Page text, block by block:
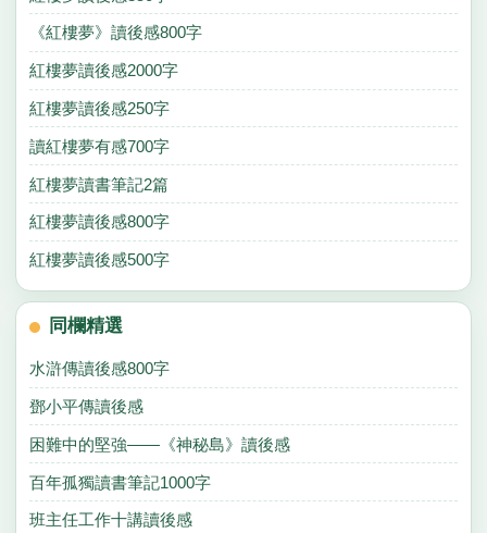
《紅樓夢》讀後感800字
紅樓夢讀後感2000字
紅樓夢讀後感250字
讀紅樓夢有感700字
紅樓夢讀書筆記2篇
紅樓夢讀後感800字
紅樓夢讀後感500字
同欄精選
水滸傳讀後感800字
鄧小平傳讀後感
困難中的堅強——《神秘島》讀後感
百年孤獨讀書筆記1000字
班主任工作十講讀後感